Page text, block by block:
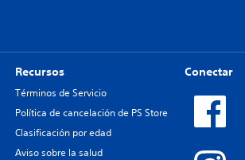
Recursos
Términos de Servicio
Política de cancelación de PS Store
Clasificación por edad
Aviso sobre la salud
Conectar